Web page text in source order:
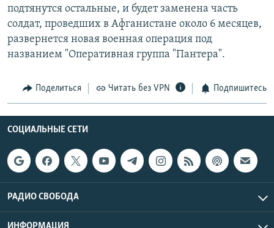
подтянутся остальные, и будет заменена часть
солдат, проведших в Афганистане около 6 месяцев,
развернется новая военная операция под
названием "Оперативная группа "Пантера".
Поделиться Читать без VPN Подпишитесь
СОЦИАЛЬНЫЕ СЕТИ
РАДИО СВОБОДА
ИНФОРМАЦИЯ